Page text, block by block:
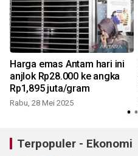
Harga emas Antam hari ini
anjlok Rp28.000 ke angka
Rp1,895 juta/gram
Rabu, 28 Mei 2025
Terpopuler - Ekonomi